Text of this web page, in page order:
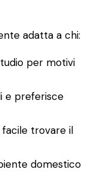
adatta a chi:
per motivi
e preferisce
facile trovare il
domestico